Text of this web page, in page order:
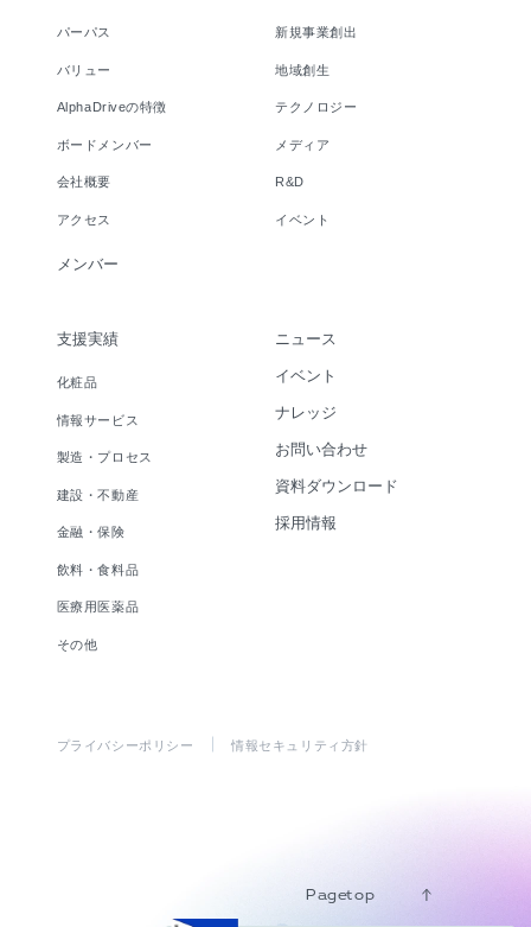
パーパス
バリュー
AlphaDriveの特徴
ボードメンバー
会社概要
アクセス
メンバー
新規事業創出
地域創生
テクノロジー
メディア
R&D
イベント
支援実績
化粧品
情報サービス
製造・プロセス
建設・不動産
金融・保険
飲料・食料品
医療用医薬品
その他
ニュース
イベント
ナレッジ
お問い合わせ
資料ダウンロード
採用情報
プライバシーポリシー 情報セキュリティ方針
Pagetop